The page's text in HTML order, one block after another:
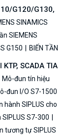
G120/G130,
SINAMICS
SIEMENS
G150 BIẾN TẦN
SCADA TIA
Mô-đun tín hiệu
đun I/O S7-1500
hành SIPLUS cho
SIPLUS S7-300
tương tự SIPLUS